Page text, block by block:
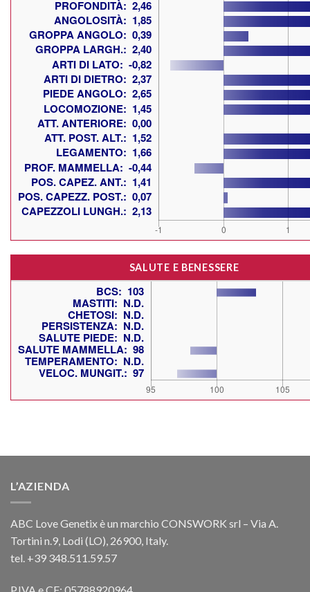
SALUTE E BENESSERE
L’AZIENDA
ABC Love Genetix è un marchio CONSWORK srl – Via A.
Tortini n.9, Lodi (LO), 26900, Italy.
tel. +39 348.511.59.57